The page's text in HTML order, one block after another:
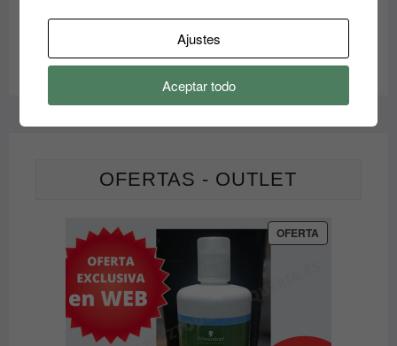
OFERTAS - OUTLET
OFERTAPRODUCTO
EN
Ajustes
Aceptar todo